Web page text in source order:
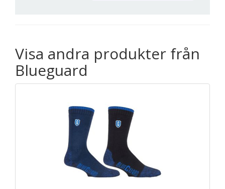
Visa andra produkter från
Blueguard